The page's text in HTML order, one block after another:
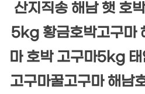
산지직송 해남 햇 호
5kg 황금호박고구마
마 호박 고구마5kg
고구마꿀고구마 해남